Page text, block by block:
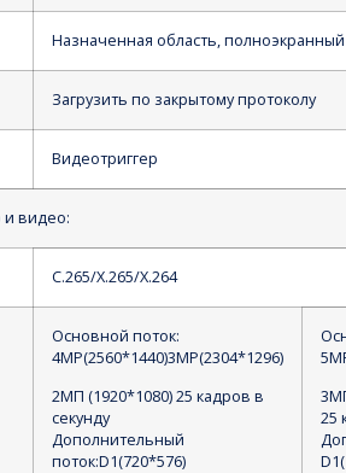
Назначенная область,
Загрузить по закрытому протоколу
Видеотриггер
и видео:
С.265/Х.265/Х.264
Основной поток:
4MP(2560*1440)3MP(2304*1296)
2МП (1920*1080) 25 кадров в
секунду
Дополнительный
поток:D1(720*576)
25